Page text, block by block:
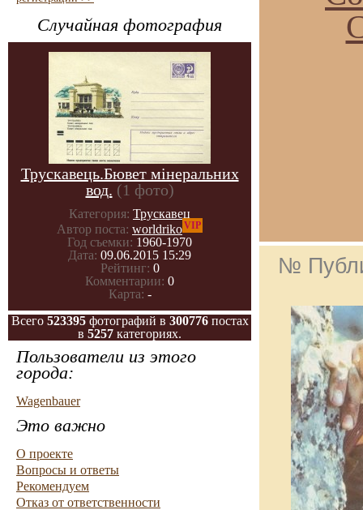
Случайная фотография
Трускавець.Бювет мінеральних
вод. (1 фото)
Категория: Трускавец
Автор поста: worldrikoVIP
Год съемки: 1960-1970
Дата: 09.06.2015 15:29
Рейтинг: 0
Комментарии: 0
Карта: -
Всего 523395фотографий в 300776постах
в 5257 категориях.
Пользователи из этого
города:
Wagenbauer
Это важно
О проекте
Вопросы и ответы
Рекомендуем
Отказ от ответственности
№